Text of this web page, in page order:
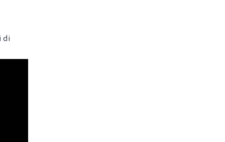
di